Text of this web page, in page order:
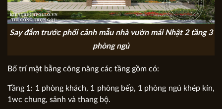
Say đắm trước phối cảnh mẫu nhà vườn mái Nhật 2 tầng 3
phòng ngủ
Bố trí mặt bằng công năng các tầng gồm có:
Tầng 1: 1 phòng khách, 1 phòng bếp, 1 phòng ngủ khép kín,
1wc chung, sảnh và thang bộ.